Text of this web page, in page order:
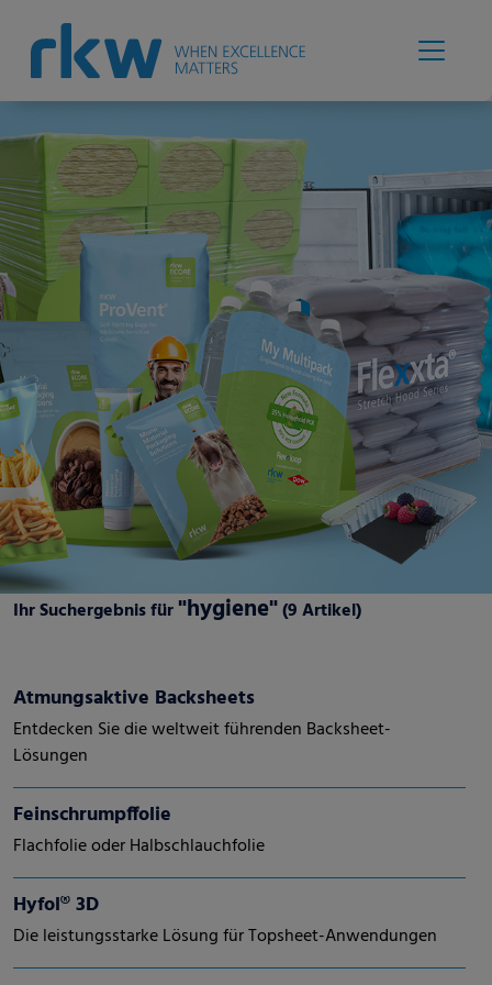
Ihr Suchergebnis für"hygiene"(9 Artikel)
Atmungsaktive Backsheets
Entdecken Sie die weltweit führenden Backsheet-
Lösungen
Feinschrumpffolie
Flachfolie oder Halbschlauchfolie
Hyfol® 3D
Die leistungsstarke Lösung für Topsheet-Anwendungen